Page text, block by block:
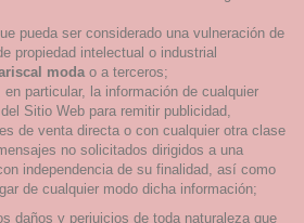
pueda ser considerado una vulneración de
propiedad intelectual o industrial
moda o a terceros;
particular, la información de cualquier
Sitio Web para remitir publicidad,
de venta directa o con cualquier otra clase
no solicitados dirigidos a una
independencia de su finalidad, así como
de cualquier modo dicha información;
daños y perjuicios de toda naturaleza que